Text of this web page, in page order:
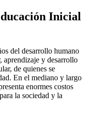
Inicial
del desarrollo humano
aprendizaje y desarrollo
de quienes se
En el mediano y largo
enormes costos
la sociedad y la